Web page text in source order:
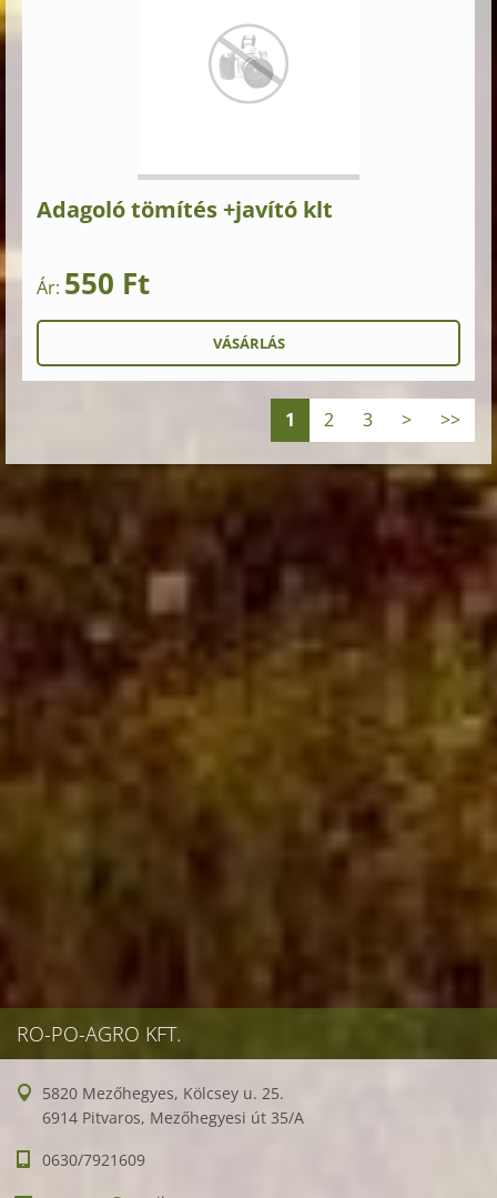
Adagoló tömítés +javító klt
Ár: 550 Ft
1 2 3 > >>
RO-PO-AGRO KFT.
5820 Mezőhegyes, Kölcsey u. 25.
6914 Pitvaros, Mezőhegyesi út 35/A
0630/7921609